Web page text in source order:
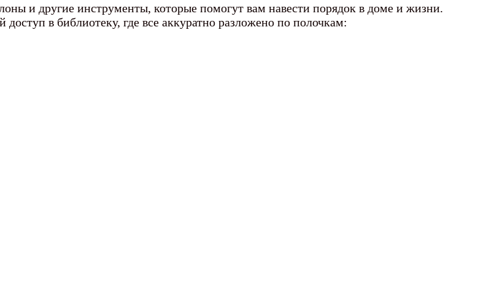
и другие инструменты, которые помогут вам навести порядок в доме и жизни.
в библиотеку, где все аккуратно разложено по полочкам: